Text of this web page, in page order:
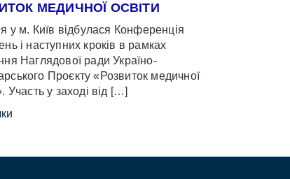
МЕДИЧНОЇ ОСВІТИ
у м. Київ відбулася Конференція
і наступних кроків в рамках
Наглядової ради Україно-
Проєкту «Розвиток медичної
Участь у заході від […]